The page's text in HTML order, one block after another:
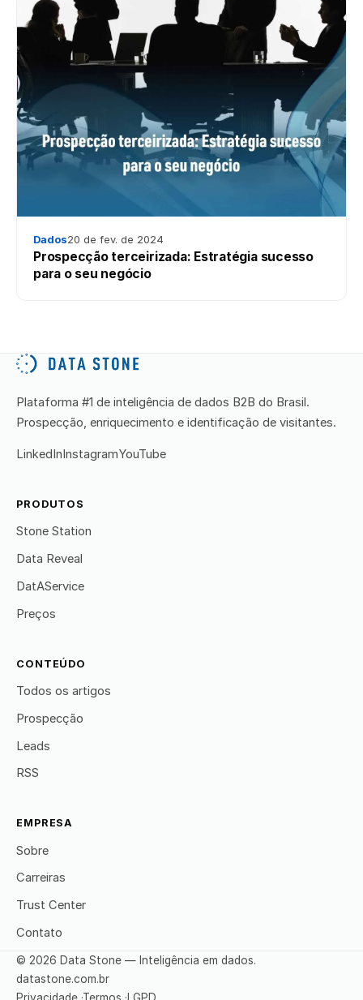
Dados20 de fev. de 2024
Prospecção terceirizada: Estratégia sucesso
para o seu negócio
Plataforma #1 de inteligência de dados B2B do Brasil.
Prospecção, enriquecimento e identificação de visitantes.
LinkedInInstagramYouTube
PRODUTOS
Stone Station
Data Reveal
DatAService
Preços
CONTEÚDO
Todos os artigos
Prospecção
Leads
RSS
EMPRESA
Sobre
Carreiras
Trust Center
Contato
© 2026 Data Stone — Inteligência em dados.
datastone.com.br
Privacidade ·Termos · LGPD